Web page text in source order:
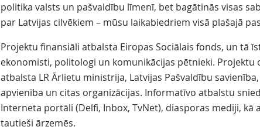
politika valsts un pašvaldību līmenī, bet bagātinās visas
par Latvijas cilvēkiem – mūsu laikabiedriem visā plašajā
Projektu finansiāli atbalsta Eiropas Sociālais fonds, un tā
ekonomisti, politologi un komunikācijas pētnieki. Projektu
atbalsta LR Ārlietu ministrija, Latvijas Pašvaldību
apvienība un citas organizācijas. Informatīvo atbalstu
Interneta portāli (Delfi, Inbox, TvNet), diasporas mediji, kā
tautieši ārzemēs.